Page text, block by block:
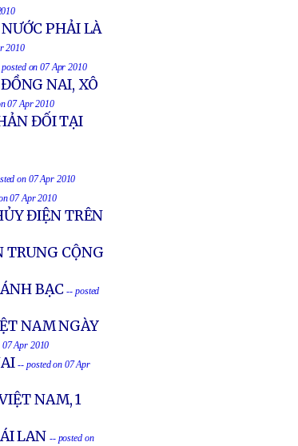
PHẢI LÀ
2010
on 07 Apr 2010
NAI, XÔ
07 Apr 2010
ĐỐI TẠI
on 07 Apr 2010
07 Apr 2010
ĐIỆN TRÊN
TRUNG CỘNG
BẠC -- posted
NAM NGÀY
07 Apr 2010
-- posted on 07 Apr
NAM, 1
LAN -- posted on